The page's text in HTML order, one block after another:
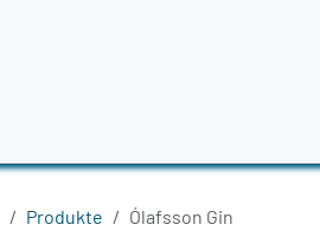
Produkte Ólafsson Gin